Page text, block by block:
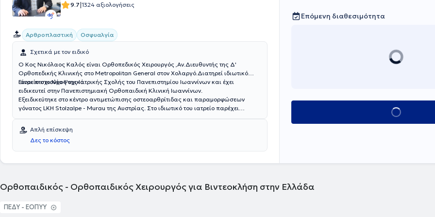
9.7|1324 αξιολογήσεις
Αρθροπλαστική Οσφυαλγία
Σχετικά με τον ειδικό
Ο Κος Νικόλαος Καλός είναι Ορθοπεδικός Χειρουργός ,Αν.Διευθυντής της Δ'
Ορθοπεδικής Κλινικής στο Metropolitan General στον Χολαργό.Διατηρεί ιδιωτικό
ιατρείο στο Νέο Ψυχικό.
Είναι πτυχιούχος της Ιατρικής Σχολής του Πανεπιστημίου Ιωαννίνων και έχει
ειδικευτεί στην Πανεπιστημιακή Ορθοπαιδική Κλινική Ιωαννίνων.
Εξειδικεύτηκε στο κέντρο αντιμετώπισης οστεοαρθρίτιδας και παραμορφώσεων
γόνατος LKH Stolzalpe - Murau της Αυστρίας. Στο ιδιωτικό του ιατρείο παρέχει
Απλή επίσκεψη
Δες το κόστος
Επόμενη διαθεσιμότητα
Κλείσε ραντεβού
Ορθοπαιδικός - Ορθοπαιδικός Χειρουργός για Βιντεοκλήση στην Ελλάδα
ΠΕΔΥ - ΕΟΠΥΥ